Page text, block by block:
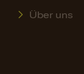
Über uns